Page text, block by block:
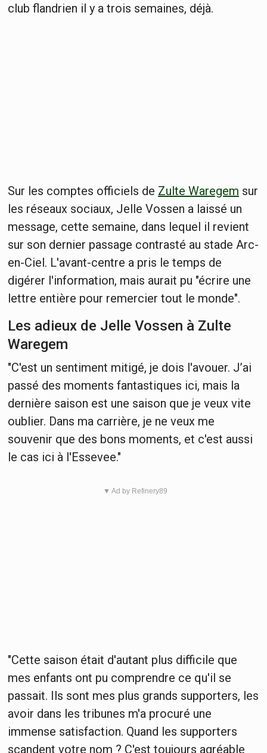
club flandrien il y a trois semaines, déjà.
Sur les comptes officiels de Zulte Waregem sur
les réseaux sociaux, Jelle Vossen a laissé un
message, cette semaine, dans lequel il revient
sur son dernier passage contrasté au stade Arc-
en-Ciel. L'avant-centre a pris le temps de
digérer l'information, mais aurait pu "écrire une
lettre entière pour remercier tout le monde".
Les adieux de Jelle Vossen à Zulte
Waregem
"C'est un sentiment mitigé, je dois l'avouer. J’ai
passé des moments fantastiques ici, mais la
dernière saison est une saison que je veux vite
oublier. Dans ma carrière, je ne veux me
souvenir que des bons moments, et c'est aussi
le cas ici à l'Essevee."
▼ Ad by Refinery89
"Cette saison était d'autant plus difficile que
mes enfants ont pu comprendre ce qu'il se
passait. Ils sont mes plus grands supporters, les
avoir dans les tribunes m'a procuré une
immense satisfaction. Quand les supporters
scandent votre nom ? C'est toujours agréable